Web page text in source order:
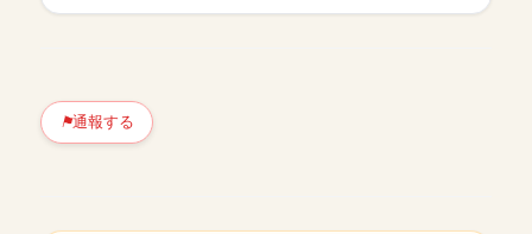
通報する